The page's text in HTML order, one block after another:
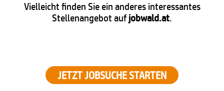
Vielleicht finden Sie ein anderes interessantes
Stellenangebot aufjobwald.at.
JETZT JOBSUCHE STARTEN